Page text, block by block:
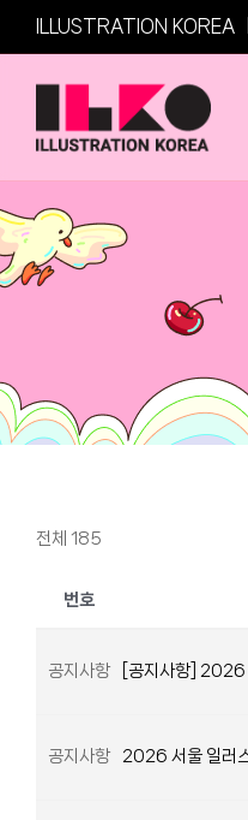
ILLUSTRATION KOREA
전체 185
번호
공지사항 [공지사항] 2026
공지사항 2026 서울 일러